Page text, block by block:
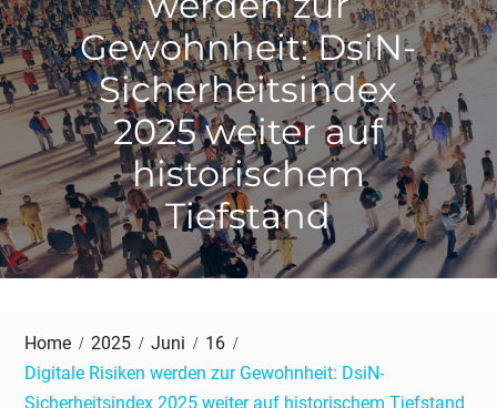
Gewohnheit: DsiN-
Sicherheitsindex
2025 weiter auf
historischem
Tiefstand
Home 2025 Juni
16
Digitale Risiken werden zur Gewohnheit: DsiN-
Sicherheitsindex 2025 weiter auf historischem Tiefstand